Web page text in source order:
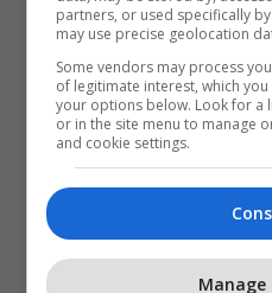
partners, or used specifically
may use precise geolocation
Some vendors may process
of legitimate interest, which
your options below. Look for a
or in the site menu to manage
and cookie settings.